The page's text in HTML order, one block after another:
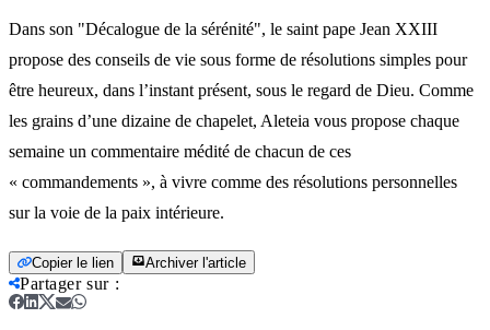
Dans son "Décalogue de la sérénité", le saint pape Jean XXIII
propose des conseils de vie sous forme de résolutions simples pour
être heureux, dans l’instant présent, sous le regard de Dieu. Comme
les grains d’une dizaine de chapelet, Aleteia vous propose chaque
semaine un commentaire médité de chacun de ces
« commandements », à vivre comme des résolutions personnelles
sur la voie de la paix intérieure.
Copier le lien Archiver l'article
Partager sur: